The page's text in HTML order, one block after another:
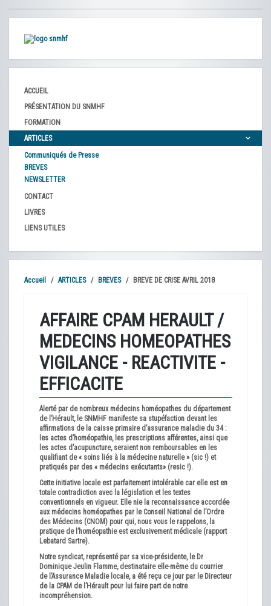
ACCUEIL
PRÉSENTATION DU SNMHF
FORMATION
ARTICLES
Communiqués de Presse
BREVES
NEWSLETTER
CONTACT
LIVRES
LIENS UTILES
Accueil ARTICLES BREVES BREVE DE CRISE AVRIL 2018
AFFAIRE CPAM HERAULT /
MEDECINS HOMEOPATHES
VIGILANCE - REACTIVITE -
EFFICACITE
Alerté par de nombreux médecins homéopathes du département
de l’Hérault, le SNMHF manifeste sa stupéfaction devant les
affirmations de la caisse primaire d’assurance maladie du 34 :
les actes d’homéopathie, les prescriptions afférentes, ainsi que
les actes d’acupuncture, seraient non remboursables en les
qualifiant de « soins liés à la médecine naturelle » (sic !) et
pratiqués par des « médecins exécutants» (resic !).
Cette initiative locale est parfaitement intolérable car elle est en
totale contradiction avec la législation et les textes
conventionnels en vigueur. Elle nie la reconnaissance accordée
aux médecins homéopathes par le Conseil National de l’Ordre
des Médecins (CNOM) pour qui, nous vous le rappelons, la
pratique de l’homéopathie est exclusivement médicale (rapport
Lebatard Sartre).
Notre syndicat, représenté par sa vice-présidente, le Dr
Dominique Jeulin Flamme, destinataire elle-même du courrier
de l’Assurance Maladie locale, a été reçu ce jour par le Directeur
de la CPAM de l’Hérault pour lui faire part de notre
incompréhension.